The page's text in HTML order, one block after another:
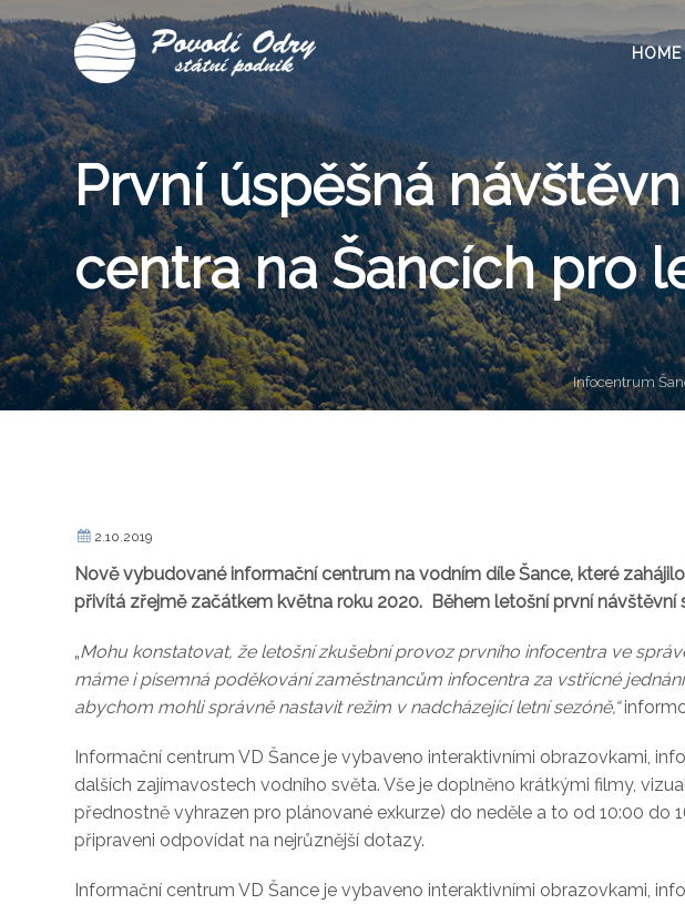
HOME
První úspěšná
centra na Šancích pro
Infocentrum
2.10.2019
Nově vybudované informační centrum na vodním díle Šance, které
přivítá zřejmě začátkem května roku 2020. Během letošní první
„Mohu konstatovat, že letošní zkušební provoz prvního infocentra ve
máme i písemná poděkování zaměstnancům infocentra za vstřícné
abychom mohli správně nastavit režim v nadcházející letní sezóně,“
Informační centrum VD Šance je vybaveno interaktivními obrazovkami,
dalších zajímavostech vodního světa. Vše je doplněno krátkými filmy,
přednostně vyhrazen pro plánované exkurze) do neděle a to od 10:00
připraveni odpovídat na nejrůznější dotazy.
Informační centrum VD Šance je vybaveno interaktivními obrazovkami,
Home
Pro
návštěvníky
VD
Šance
Aktuality
Fotogalerie
Kontakt